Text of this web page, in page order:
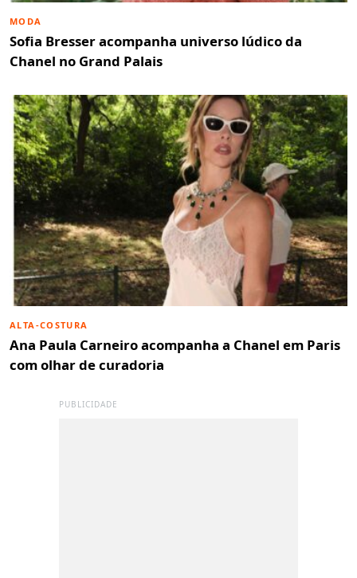
MODA
Sofia Bresser acompanha universo lúdico da
Chanel no Grand Palais
ALTA-COSTURA
Ana Paula Carneiro acompanha a Chanel em Paris
com olhar de curadoria
PUBLICIDADE